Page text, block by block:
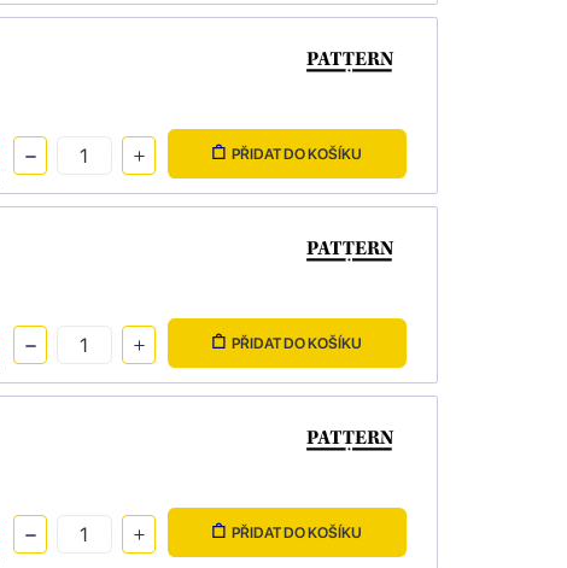
PŘIDAT DO KOŠÍKU
PŘIDAT DO KOŠÍKU
PŘIDAT DO KOŠÍKU